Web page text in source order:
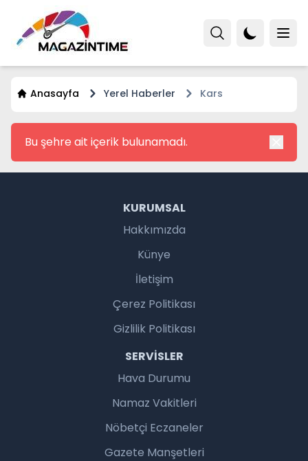
Anasayfa Yerel Haberler Kars
Bu şehre ait içerik bulunamadı.
KURUMSAL
Hakkımızda
Künye
İletişim
Çerez Politikası
Gizlilik Politikası
SERVISLER
Hava Durumu
Namaz Vakitleri
Nöbetçi Eczaneler
Gazete Manşetleri